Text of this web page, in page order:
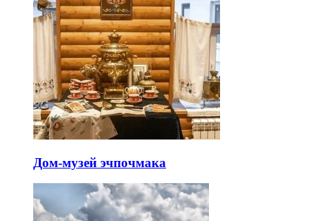
Дом-музей эчпочмака